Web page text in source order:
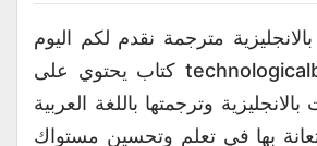
مترجمة نقدم لكم اليوم
في موقع technologicalboxes كتاب يحتوي على
وترجمتها باللغة العربية
بها في تعلم وتحسين مستواك